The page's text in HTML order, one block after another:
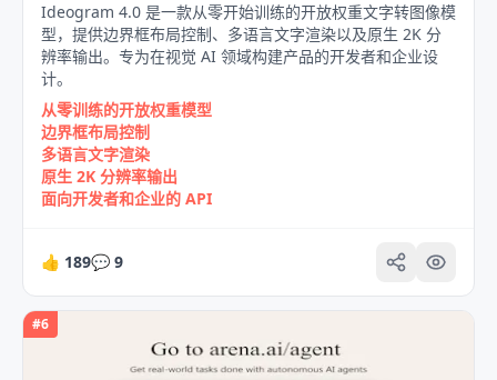
Ideogram 4.0 是一款从零开始训练的开放权重文字转图像模
型，提供边界框布局控制、多语言文字渲染以及原生 2K 分
辨率输出。专为在视觉 AI 领域构建产品的开发者和企业设
计。
从零训练的开放权重模型
边界框布局控制
多语言文字渲染
原生 2K 分辨率输出
面向开发者和企业的 API
👍 189💬 9
#6